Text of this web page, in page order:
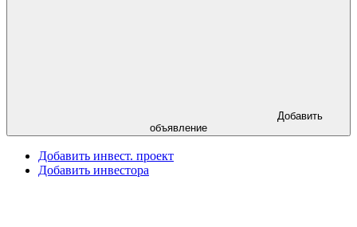
объявление
Добавить инвест. проект
Добавить инвестора